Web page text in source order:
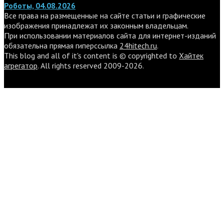
Роботы, 04.08.2026
Все права на размещенные на сайте статьи и графические
изображения принадлежат их законным владельцам.
При использовании материалов сайта для интернет-изданий
обязательна прямая гиперссылка 24hitech.ru.
This blog and all of it's content is © copyrighted to Хайтек
агрегатор. All rights reserved 2009-2026.